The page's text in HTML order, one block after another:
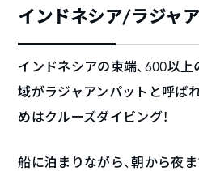
インドネシア/ラジャ
インドネシアの東端、600以
域がラジャアンパットと呼ば
めはクルーズダイビング！
船に泊まりながら、朝から夜